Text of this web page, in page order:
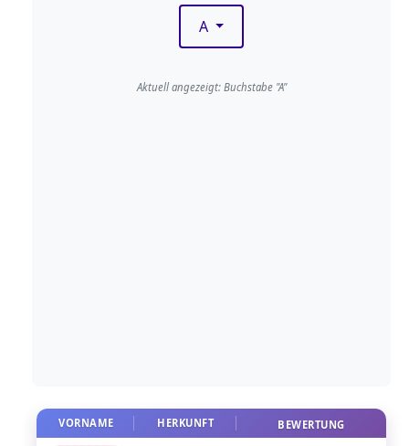
A
Aktuell angezeigt: Buchstabe "A"
VORNAME HERKUNFT BEWERTUNG